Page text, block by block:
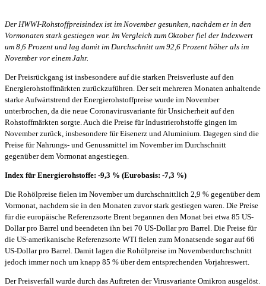
Der HWWI-Rohstoffpreisindex ist im November gesunken, nachdem er in den
Vormonaten stark gestiegen war. Im Vergleich zum Oktober fiel der Indexwert
um 8,6 Prozent und lag damit im Durchschnitt um 92,6 Prozent höher als im
November vor einem Jahr.
Der Preisrückgang ist insbesondere auf die starken Preisverluste auf den
Energierohstoffmärkten zurückzuführen. Der seit mehreren Monaten anhaltende
starke Aufwärtstrend der Energierohstoffpreise wurde im November
unterbrochen, da die neue Coronavirusvariante für Unsicherheit auf den
Rohstoffmärkten sorgte. Auch die Preise für Industrierohstoffe gingen im
November zurück, insbesondere für Eisenerz und Aluminium. Dagegen sind die
Preise für Nahrungs- und Genussmittel im November im Durchschnitt
gegenüber dem Vormonat angestiegen.
Index für Energierohstoffe: -9,3 % (Eurobasis: -7,3 %)
Die Rohölpreise fielen im November um durchschnittlich 2,9 % gegenüber dem
Vormonat, nachdem sie in den Monaten zuvor stark gestiegen waren. Die Preise
für die europäische Referenzsorte Brent begannen den Monat bei etwa 85 US-
Dollar pro Barrel und beendeten ihn bei 70 US-Dollar pro Barrel. Die Preise für
die US-amerikanische Referenzsorte WTI fielen zum Monatsende sogar auf 66
US-Dollar pro Barrel. Damit lagen die Rohölpreise im Novemberdurchschnitt
jedoch immer noch um knapp 85 % über dem entsprechenden Vorjahreswert.
Der Preisverfall wurde durch das Auftreten der Virusvariante Omikron ausgelöst.